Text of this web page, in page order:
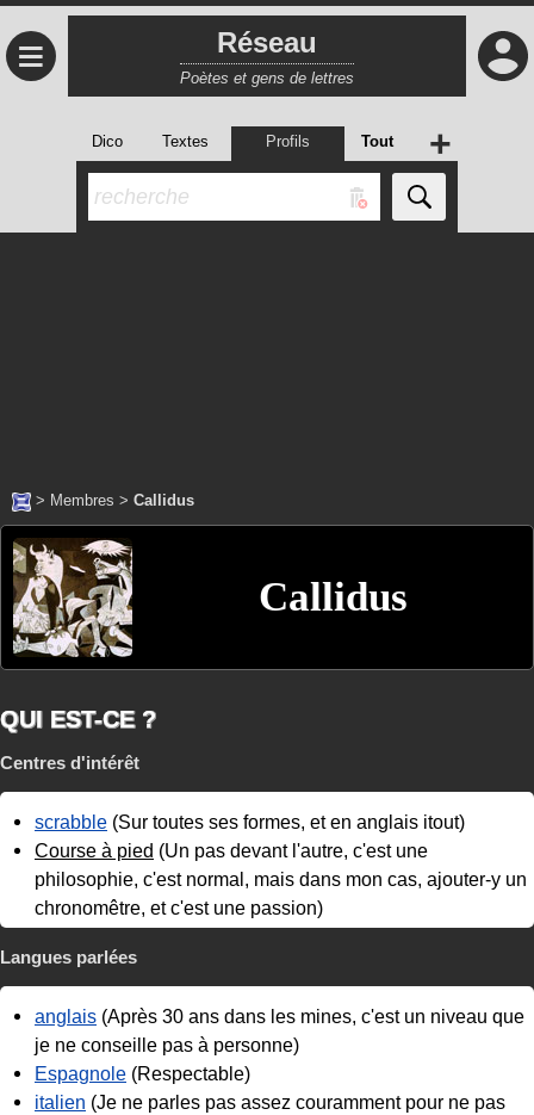
≡ Réseau
Poètes et gens de lettres
Dico Textes Profils Tout +
> Membres > Callidus
Callidus
QUI EST-CE ?
Centres d'intérêt
scrabble (Sur toutes ses formes, et en anglais itout)
Course à pied (Un pas devant l'autre, c'est une
philosophie, c'est normal, mais dans mon cas, ajouter-y un
chronomêtre, et c'est une passion)
Langues parlées
anglais (Après 30 ans dans les mines, c'est un niveau que
je ne conseille pas à personne)
Espagnole (Respectable)
italien (Je ne parles pas assez couramment pour ne pas